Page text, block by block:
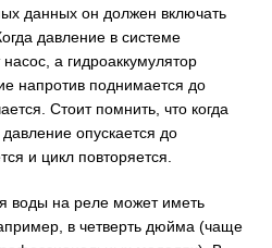
данных он должен включать
давление в системе
а гидроаккумулятор
напротив поднимается до
Стоит помнить, что когда
опускается до
и цикл повторяется.
воды на реле может иметь
в четверть дюйма (чаще